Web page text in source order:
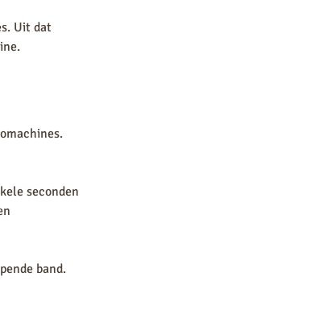
Uit dat
seconden
band.